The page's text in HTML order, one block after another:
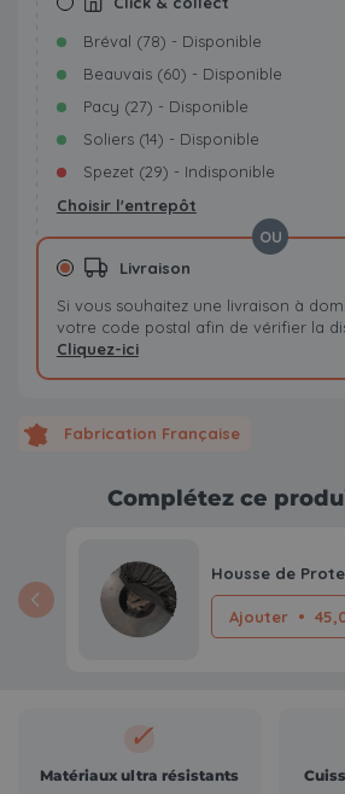
Bréval (78) - Disponible
Beauvais (60) - Disponible
Pacy (27) - Disponible
Soliers (14) - Disponible
Spezet (29) - Indisponible
Choisir l'entrepôt
OU
Livraison
Si vous souhaitez une livraison à
votre code postal afin de vérifier la
Cliquez-ici
Fabrication Française
Complétez ce
Housse de
Ajouter •
✓
Matériaux ultra résistants